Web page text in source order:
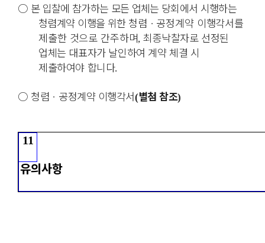
○ 본 입찰에 참가하는 모든 업체는 당회에서 시행하는
청렴계약 이행을 위한 청렴 ㆍ 공정계약 이행각서를
제출한 것으로 간주하며, 최종낙찰자로 선정된
업체는 대표자가 날인하여 계약 체결 시
제출하여야 합니다.
○ 청렴 ㆍ 공정계약 이행각서(별첨 참조)
11
유의사항